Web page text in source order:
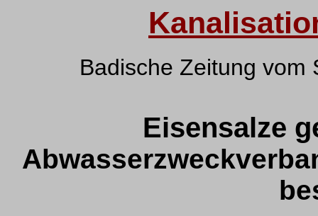
Badische Zeitung vom
Eisensalze